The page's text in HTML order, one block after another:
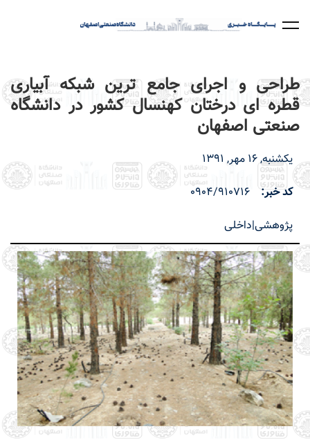
طراحی و اجرای جامع ترین شبکه آبیاری
قطره ای درختان کهنسال کشور در دانشگاه
صنعتی اصفهان
یکشنبه, 16 مهر, 1391
کد خبر
0904/910716
پژوهشی|داخلی